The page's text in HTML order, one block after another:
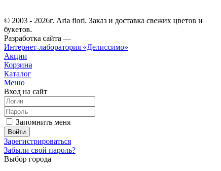
© 2003 - 2026г. Aria flori. Заказ и доставка свежих цветов и
букетов.
Разработка сайта —
Интернет-лаборатория «Делиссимо»
Акции
Корзина
Каталог
Меню
Вход на сайт
Запомнить меня
Зарегистрироваться
Забыли свой пароль?
Выбор города